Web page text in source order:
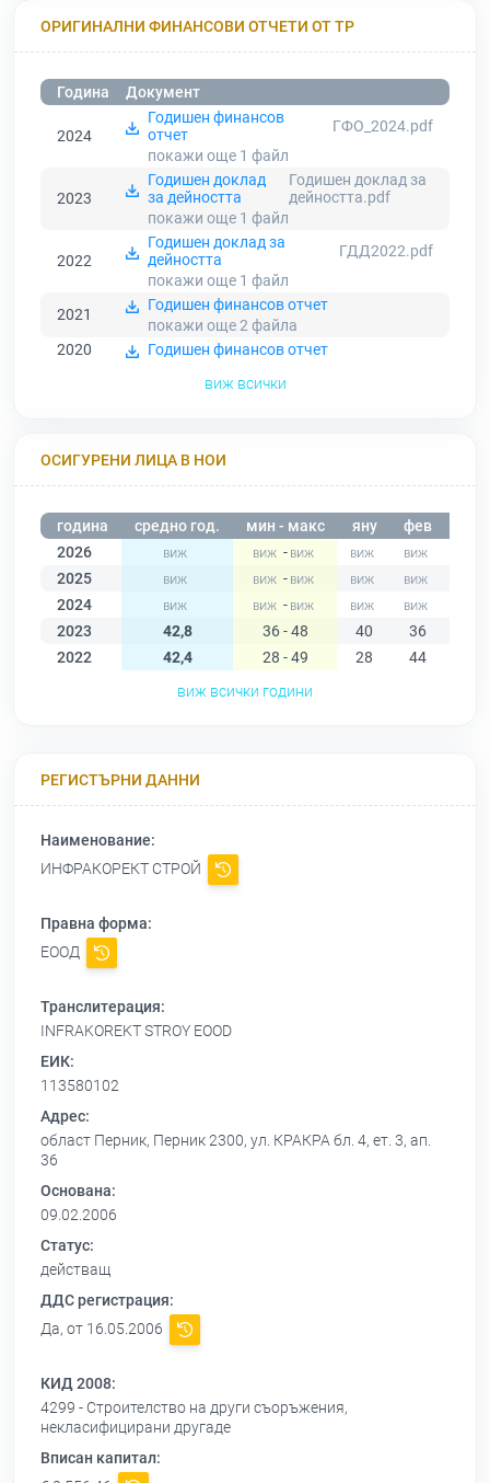
ОРИГИНАЛНИ ФИНАНСОВИ ОТЧЕТИ ОТ ТР
Година Документ
2024
Годишен финансов
отчет
ГФО_2024.pdf
покажи още 1 файл
2023
Годишен доклад
за дейността
Годишен доклад за
дейността.pdf
покажи още 1 файл
2022
Годишен доклад за
дейността
ГДД2022.pdf
покажи още 1 файл
2021
Годишен финансов отчет
покажи още 2файла
2020
Годишен финансов отчет
виж всички
ОСИГУРЕНИ ЛИЦА В НОИ
година средно год. мин - макс яну фев
2026
-
2025
-
2024
-
2023
42,8 36 - 48 40 36
2022
42,4 28 - 49 28 44
виж всички години
РЕГИСТЪРНИ ДАННИ
Наименование:
ИНФРАКОРЕКТ СТРОЙ
Правна форма:
ЕООД
Транслитерация:
INFRAKOREKT STROY EOOD
ЕИК:
113580102
Адрес:
област Перник, Перник 2300, ул. КРАКРА бл. 4, ет. 3, ап.
36
Основана:
09.02.2006
Статус:
действащ
ДДС регистрация:
Да, от 16.05.2006
КИД 2008:
4299 - Строителство на други съоръжения,
некласифицирани другаде
Вписан капитал: